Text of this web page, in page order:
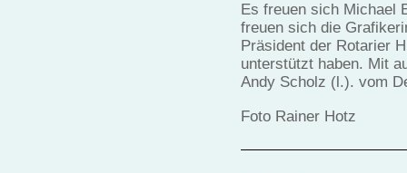
Es freuen sich Michael
freuen sich die
Präsident der Rotarier
unterstützt haben. Mit
Andy Scholz (l.). vom
Foto Rainer Hotz